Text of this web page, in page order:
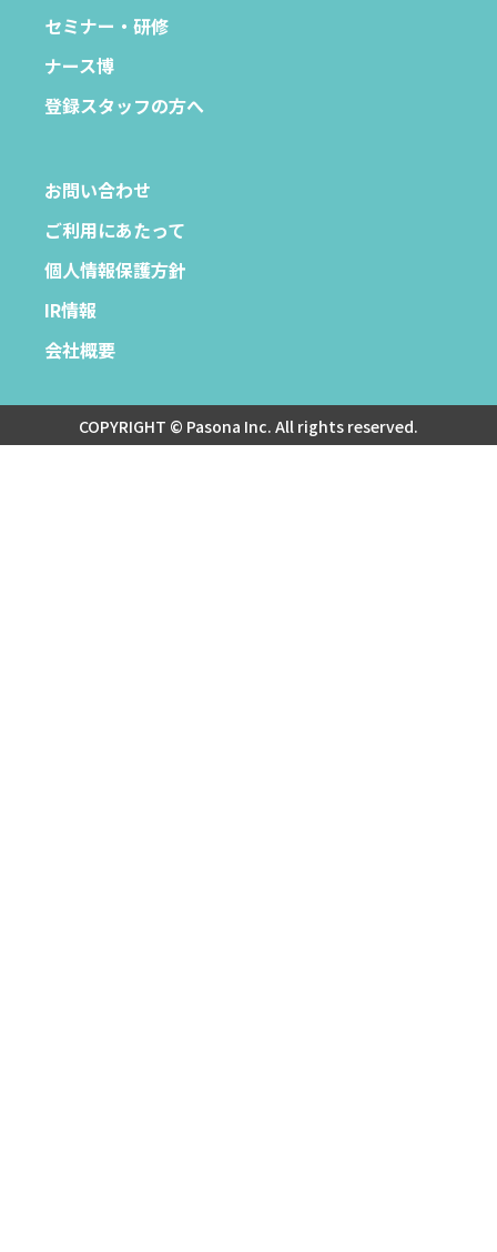
セミナー・研修
ナース博
登録スタッフの方へ
お問い合わせ
ご利用にあたって
個人情報保護方針
IR情報
会社概要
COPYRIGHT © Pasona Inc. All rights reserved.